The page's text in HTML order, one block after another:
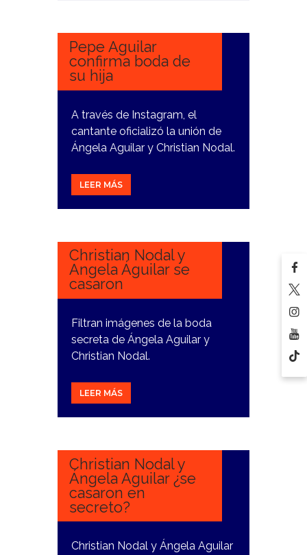
Pepe Aguilar
confirma boda de
su hija
A través de Instagram, el
cantante oficializó la unión de
Ángela Aguilar y Christian Nodal.
LEER MÁS
25
Christian Nodal y
Angela Águilar se
casaron
Filtran imágenes de la boda
secreta de Ángela Aguilar y
Christian Nodal.
LEER MÁS
17
Christian Nodal y
Ángela Aguilar ¿se
casaron en
secreto?
Christian Nodal y Ángela Aguilar